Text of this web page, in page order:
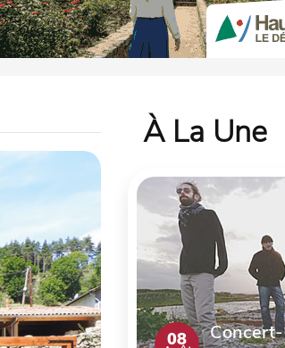
À La Une
08
Concert-